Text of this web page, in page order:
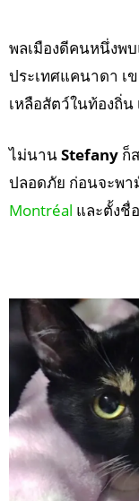
พลเมืองดีคนหนึ่งพ
ประเทศแคนาดา เ
เหลือสัตว์ในท้องถิ่
ไม่นานStefany ก็
ปลอดภัย ก่อนจะพา
Montréal และตั้งชื่